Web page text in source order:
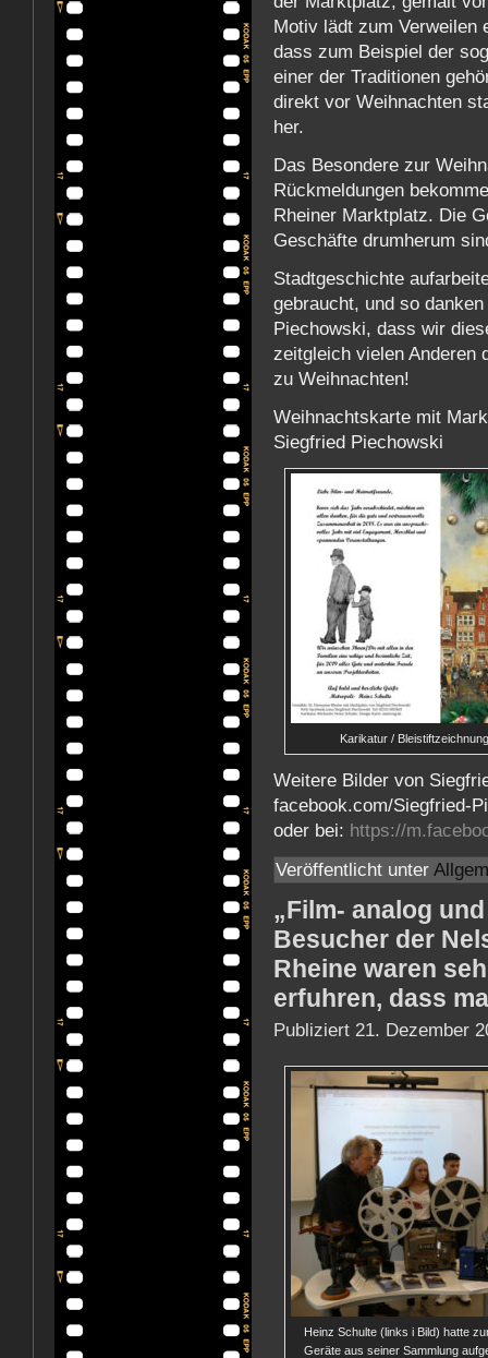
Motiv lädt zum Verweilen
dass zum Beispiel der
einer der Traditionen
direkt vor Weihnachten
her.
Das Besondere zur
Rückmeldungen
Rheiner Marktplatz. Die
Geschäfte drumherum
Stadtgeschichte
gebraucht, und so
Piechowski, dass wir
zeitgleich vielen Anderen
zu Weihnachten!
Weihnachtskarte mit
Siegfried Piechowski
Karikatur /
Weitere Bilder von
facebook.com/Siegfried-
oder bei: https://
Veröffentlicht unter
„Film- analog
Besucher der
Rheine waren
erfuhren, dass
Publiziert 21. Dezember
Heinz Schulte (links i Bild) hatte
Geräte aus seiner Sammlung